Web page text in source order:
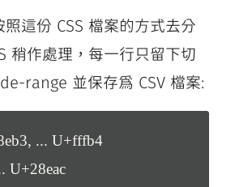
這份 CSS 檔案的方式去分
稍作處理，每一行只留下切
range 並保存爲 CSV 檔案:
... U+fffb4
U+28eac